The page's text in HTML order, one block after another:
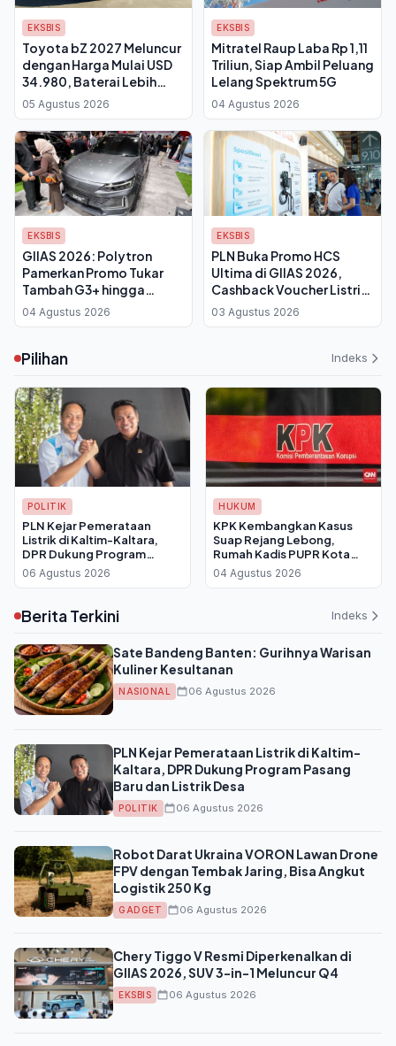
EKSBIS
Toyota bZ 2027 Meluncur
dengan Harga Mulai USD
34.980, Baterai Lebih
Besar dan Port NACS
Bawa Jangkauan 314 Mil
05 Agustus 2026
EKSBIS
Mitratel Raup Laba Rp 1,11
Triliun, Siap Ambil Peluang
Lelang Spektrum 5G
04 Agustus 2026
EKSBIS
GIIAS 2026: Polytron
Pamerkan Promo Tukar
Tambah G3+ hingga
Bunga 0 Persen, Vino G.
Bastian Beberkan Alasan
04 Agustus 2026
EKSBIS
PLN Buka Promo HCS
Ultima di GIIAS 2026,
Cashback Voucher Listrik
Capai Rp1,3 Juta
03 Agustus 2026
Pilihan Indeks
POLITIK
PLN Kejar Pemerataan
Listrik di Kaltim-Kaltara,
DPR Dukung Program
Pasang Baru dan Listrik
Desa
06 Agustus 2026
HUKUM
KPK Kembangkan Kasus
Suap Rejang Lebong,
Rumah Kadis PUPR Kota
Bengkulu Digeledah dan
Disita Rp 4 Miliar
04 Agustus 2026
Berita Terkini Indeks
Sate Bandeng Banten: Gurihnya Warisan
Kuliner Kesultanan
NASIONAL 06 Agustus 2026
PLN Kejar Pemerataan Listrik di Kaltim-
Kaltara, DPR Dukung Program Pasang
Baru dan Listrik Desa
POLITIK 06 Agustus 2026
Robot Darat Ukraina VORON Lawan Drone
FPV dengan Tembak Jaring, Bisa Angkut
Logistik 250 Kg
GADGET 06 Agustus 2026
Chery Tiggo V Resmi Diperkenalkan di
GIIAS 2026, SUV 3-in-1 Meluncur Q4
EKSBIS 06 Agustus 2026